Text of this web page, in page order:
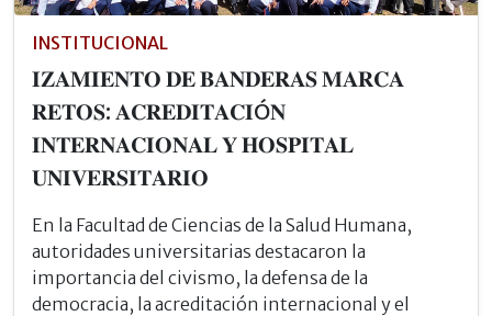
INSTITUCIONAL
𝐈𝐙𝐀𝐌𝐈𝐄𝐍𝐓𝐎 𝐃𝐄 𝐁𝐀𝐍𝐃𝐄𝐑𝐀𝐒 𝐌𝐀𝐑𝐂𝐀
𝐑𝐄𝐓𝐎𝐒: 𝐀𝐂𝐑𝐄𝐃𝐈𝐓𝐀𝐂𝐈Ó𝐍
𝐈𝐍𝐓𝐄𝐑𝐍𝐀𝐂𝐈𝐎𝐍𝐀𝐋 𝐘 𝐇𝐎𝐒𝐏𝐈𝐓𝐀𝐋
𝐔𝐍𝐈𝐕𝐄𝐑𝐒𝐈𝐓𝐀𝐑𝐈𝐎
En la Facultad de Ciencias de la Salud Humana,
autoridades universitarias destacaron la
importancia del civismo, la defensa de la
democracia, la acreditación internacional y el